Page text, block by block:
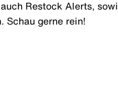
Restock Alerts,
Schau gerne rein!